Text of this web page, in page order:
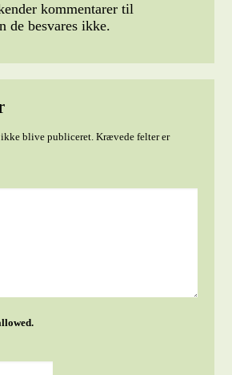
kommentarer til
de besvares ikke.
blive publiceret. Krævede felter er